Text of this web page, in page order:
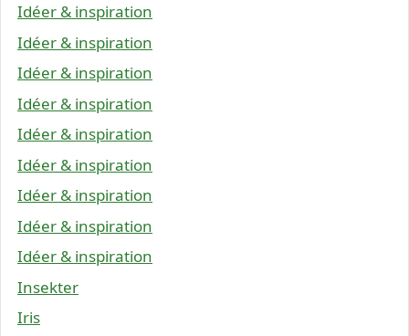
Idéer & inspiration
Idéer & inspiration
Idéer & inspiration
Idéer & inspiration
Idéer & inspiration
Idéer & inspiration
Idéer & inspiration
Idéer & inspiration
Idéer & inspiration
Insekter
Iris